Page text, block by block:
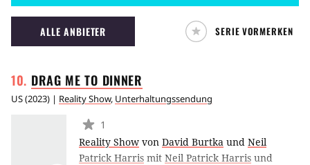
ab April 2023 bei Disney+ zu sehen.
ALLE ANBIETER SERIE VORMERKEN
DRAG ME TO DINNER
US(2023) | Reality Show, Unterhaltungssendung
1
Reality Show von David Burtka und Neil
Patrick Harris mit Neil Patrick Harris und